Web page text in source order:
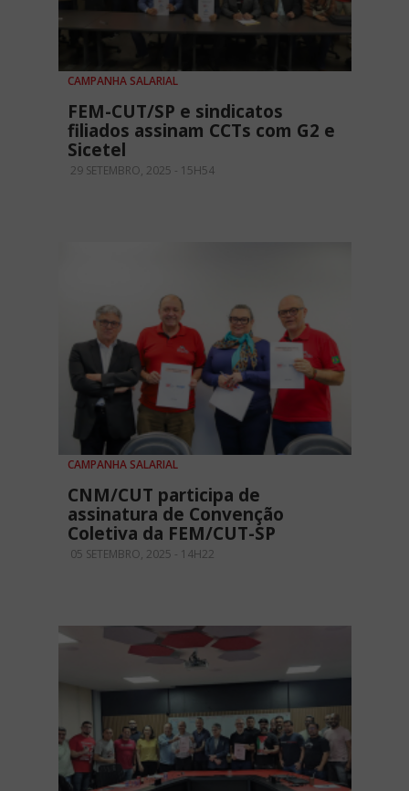
CAMPANHA SALARIAL
FEM-CUT/SP e sindicatos
filiados assinam CCTs com G2 e
Sicetel
29 SETEMBRO, 2025 - 15H54
CAMPANHA SALARIAL
CNM/CUT participa de
assinatura de Convenção
Coletiva da FEM/CUT-SP
05 SETEMBRO, 2025 - 14H22